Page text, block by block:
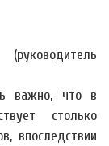
важно, что в
столько
впоследствии